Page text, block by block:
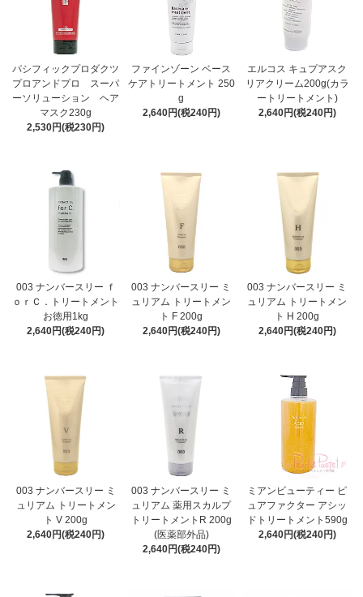
パシフィックプロダクツ
プロアンドプロ スーパ
ーソリューション ヘア
マスク230g
2,530円(税230円)
ファインゾーン ベース
ケアトリートメント 250
g
2,640円(税240円)
エルコス キュプアスク
リアクリーム200g(カラ
ートリートメント)
2,640円(税240円)
003 ナンバースリー ｆ
ｏｒＣ．トリートメント
お徳用1kg
2,640円(税240円)
003 ナンバースリー ミ
ュリアム トリートメン
ト F 200g
2,640円(税240円)
003 ナンバースリー ミ
ュリアム トリートメン
ト H 200g
2,640円(税240円)
003 ナンバースリー ミ
ュリアム トリートメン
ト V 200g
2,640円(税240円)
003 ナンバースリー ミ
ュリアム 薬用スカルプ
トリートメントR 200g
(医薬部外品)
2,640円(税240円)
ミアンビューティー ピ
ュアファクター アシッ
ドトリートメント590g
2,640円(税240円)